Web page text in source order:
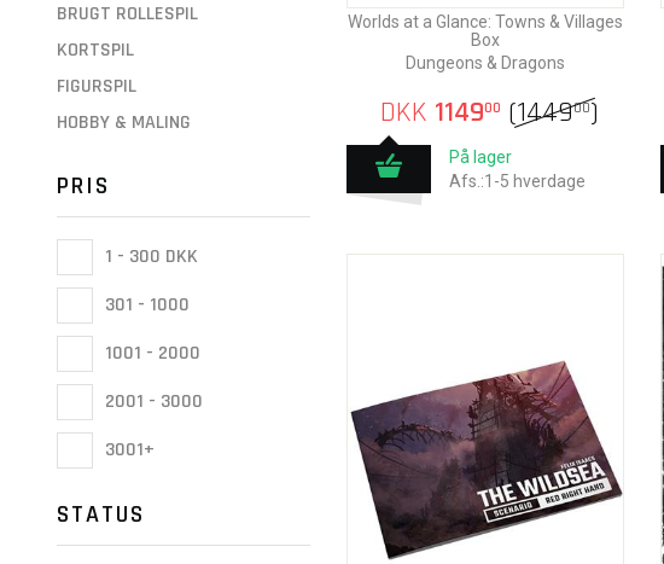
BRUGT ROLLESPIL
KORTSPIL
FIGURSPIL
HOBBY & MALING
PRIS
1 - 300 DKK
301 - 1000
1001 - 2000
2001 - 3000
3001+
STATUS
Worlds at a Glance: Towns & Villages
Box
Dungeons & Dragons
DKK 114900 (144900)
På lager
Afs.:1-5 hverdage